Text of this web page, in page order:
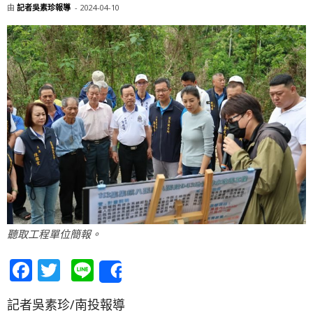
由 記者吳素珍報導 - 2024-04-10
聽取工程單位簡報。
Facebook
Twitter
Line
記者吳素珍/南投報導